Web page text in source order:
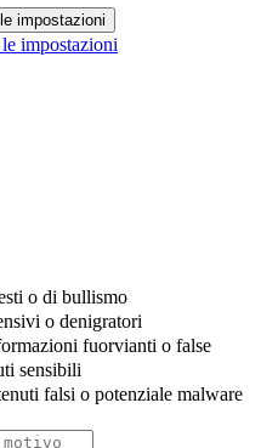
impostazioni
impostazioni
o di bullismo
o denigratori
fuorvianti o false
sensibili
falsi o potenziale malware